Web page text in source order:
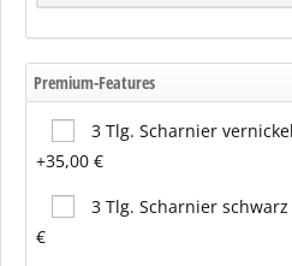
Premium-Features
3 Tlg. Scharnier
+35,00 €
3 Tlg. Scharnier
€